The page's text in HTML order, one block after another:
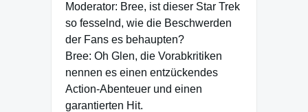
Moderator: Bree, ist dieser Star Trek
so fesselnd, wie die Beschwerden
der Fans es behaupten?
Bree: Oh Glen, die Vorabkritiken
nennen es einen entzückendes
Action-Abenteuer und einen
garantierten Hit.